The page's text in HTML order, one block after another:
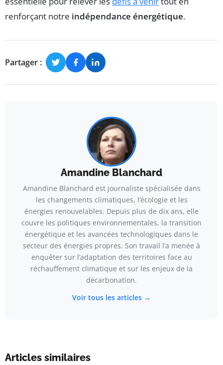
renforçant notre indépendance énergétique.
Partager :
Amandine Blanchard
Amandine Blanchard est journaliste spécialisée dans
les changements climatiques, l’écologie et les
énergies renouvelables. Depuis plus de dix ans, elle
couvre les politiques environnementales, la transition
énergétique et les avancées technologiques dans le
secteur des énergies propres. Son travail l’a menée à
enquêter sur l’adaptation des territoires face au
réchauffement climatique et sur les enjeux de la
décarbonation.
Voir tous les articles →
Articles similaires